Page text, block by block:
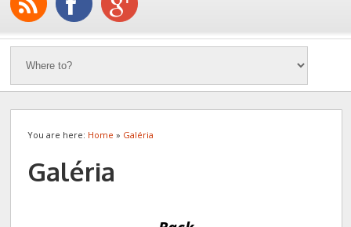
You are here: Home » Galéria
Galéria